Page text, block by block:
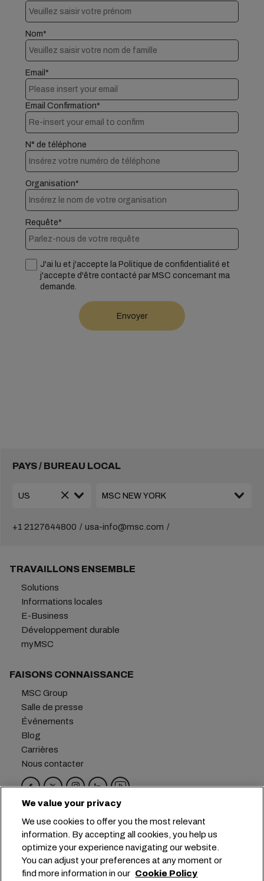
Nom*
Email*
Email Confirmation*
N° de téléphone
Organisation*
Requête*
J'ai lu et j'accepte la Politique de confidentialité et
j'accepte d'être contacté par MSC concernant ma
demande.
PAYS / BUREAU LOCAL
+1 2127644800 usa-info@msc.com
TRAVAILLONS ENSEMBLE
Solutions
Informations locales
E-Business
Développement durable
myMSC
FAISONS CONNAISSANCE
MSC Group
Salle de presse
Événements
Blog
Carrières
Nous contacter
Siège social : +41 227038888
info@msc.com
Chemin Rieu 12, 1208 Geneva
Switzerland
Paramètres des cookies
Confidentialité des données
We value your privacy
We use cookies to offer you the most relevant
information. By accepting all cookies, you help us
optimize your experience navigating our website.
You can adjust your preferences at any moment or
find more information in our Cookie Policy